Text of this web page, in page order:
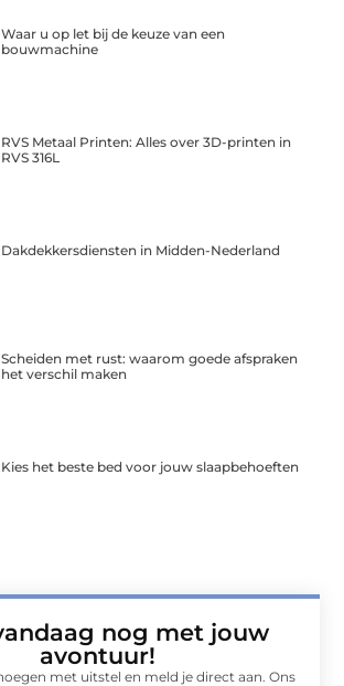
Waar u op let bij de keuze van een
bouwmachine
RVS Metaal Printen: Alles over 3D-printen in
RVS 316L
Dakdekkersdiensten in Midden-Nederland
Scheiden met rust: waarom goede afspraken
het verschil maken
Kies het beste bed voor jouw slaapbehoeften
nog met jouw
avontuur!
met uitstel en meld je direct aan. Ons